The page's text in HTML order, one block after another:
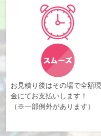
お見積り後はその場で全額現
金にてお支払いします！
（※一部例外があります）